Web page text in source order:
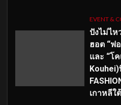
EVENT &
ปังไม่ไห
ฮอต “ฟ
และ “โ
เกาหลีใต้